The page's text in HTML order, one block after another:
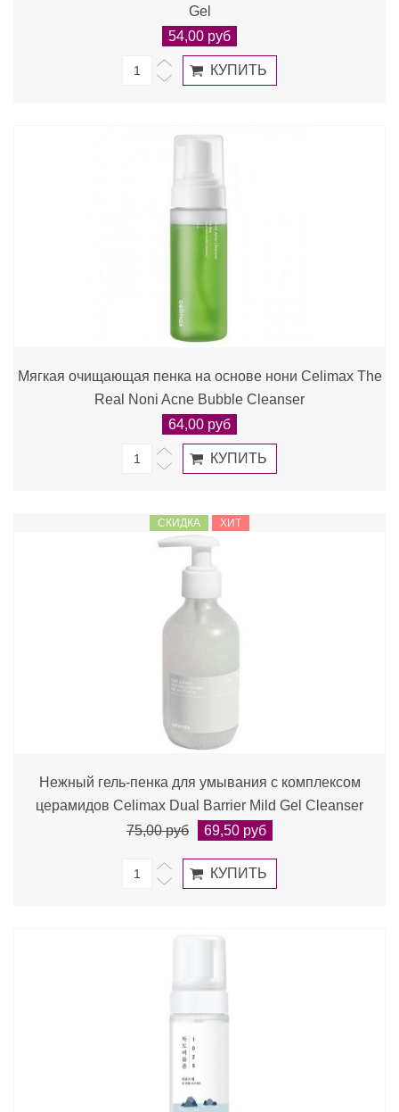
Gel
54,00 руб
Мягкая очищающая пенка на основе нони Celimax The
Real Noni Acne Bubble Cleanser
64,00 руб
СКИДКА ХИТ
Нежный гель-пенка для умывания с комплексом
церамидов Celimax Dual Barrier Mild Gel Cleanser
75,00 руб
69,50 руб